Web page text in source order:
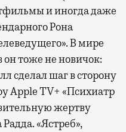
и иногда даже
Рона
В мире
он тоже не новичок:
сделал шаг в сторону
Apple TV+ «Психиатр
жертву
«Ястреб»,